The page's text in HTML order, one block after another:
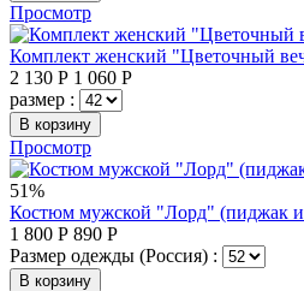
Просмотр
Комплект женский "Цветочный
2 130 Р 1 060 Р
размер :
В корзину
Просмотр
51%
Костюм мужской "Лорд" (пиджак
1 800 Р 890 Р
Размер одежды (Россия) :
В корзину